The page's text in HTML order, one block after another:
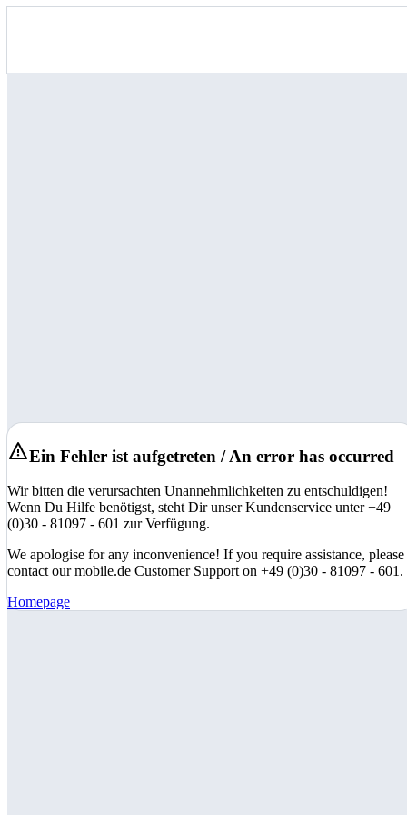
Ein Fehler ist aufgetreten / An error has occurred
Wir bitten die verursachten Unannehmlichkeiten zu entschuldigen!
Wenn Du Hilfe benötigst, steht Dir unser Kundenservice unter +49
(0)30 - 81097 - 601 zur Verfügung.
We apologise for any inconvenience! If you require assistance, please
contact our mobile.de Customer Support on +49 (0)30 - 81097 - 601.
Homepage